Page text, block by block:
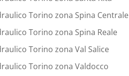
Torino zona Spina Centrale
Torino zona Spina Reale
Torino zona Val Salice
Torino zona Valdocco